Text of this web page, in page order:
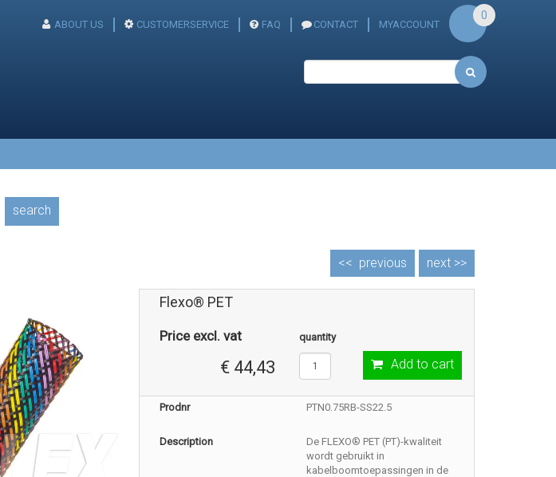
ABOUT US CUSTOMERSERVICE FAQ CONTACT MYACCOUNT
0
search
next >>
<< previous
Flexo® PET
Price excl. vat
€ 44,43
quantity
Add to cart
Prodnr PTN0.75RB-SS22.5
Description
De FLEXO® PET (PT)-kwaliteit
wordt gebruikt in
kabelboomtoepassingen in de